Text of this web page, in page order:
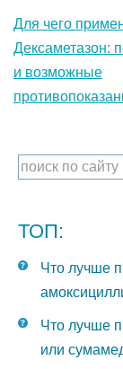
Для чего
Дексаметазон:
и возможные
ТОП:
Что лучше
Что лучше
или